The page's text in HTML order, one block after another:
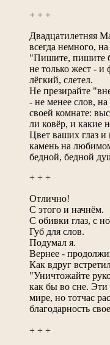
+ + +
Двадцатилетняя
всегда немного,
"Пишите, пишите
не только жест - и
лёгкий, слетел.
Не презирайте
- не менее слов,
своей комнате:
ли ковёр, и какие
Цвет ваших глаз и
камень на
бедной, бедной
+ + +
Отлично!
С этого и начнём.
С обивки глаз, с
Губ для слов.
Подумал я.
Вернее -
Как вдруг
"Уничтожайте
как бы во сне. Эти
мире, но тотчас
благодарность
+ + +